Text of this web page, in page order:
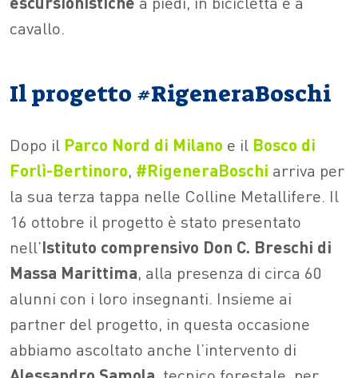
cavallo.
Il progetto #RigeneraBoschi
Dopo il Parco Nord di Milano e il Bosco di
Forlì-Bertinoro, #RigeneraBoschi arriva per
la sua terza tappa nelle Colline Metallifere. Il
16 ottobre il progetto è stato presentato
nell’Istituto comprensivo Don C. Breschi di
Massa Marittima, alla presenza di circa 60
alunni con i loro insegnanti. Insieme ai
partner del progetto, in questa occasione
abbiamo ascoltato anche l’intervento di